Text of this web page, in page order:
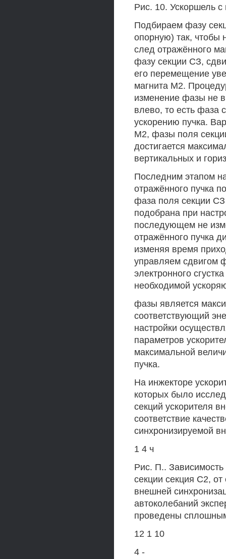
Рис. 10. Ускоршель с
Подбираем фазу
опорную) так, чтобы
след отражённого
фазу секции СЗ,
его перемещение
магнита М2.
изменение фазы не
влево, то есть фаза
ускорению пучка.
М2, фазы поля
достигается
вертикальных и
Последним этапом
отражённого пучка
фаза поля секции
подобрана при
последующем не
отражённого пучка
изменяя время
управляем сдвигом
электронного
необходимой
фазы является
соответствующий
настройки
параметров
максимальной
пучка.
На инжекторе
которых было
секций ускорителя
соответствие
синхронизируемой
1 4 ч
Рис. П..
секции секция С2,
внешней
автоколебаний
проведены
12 1 10
4 -